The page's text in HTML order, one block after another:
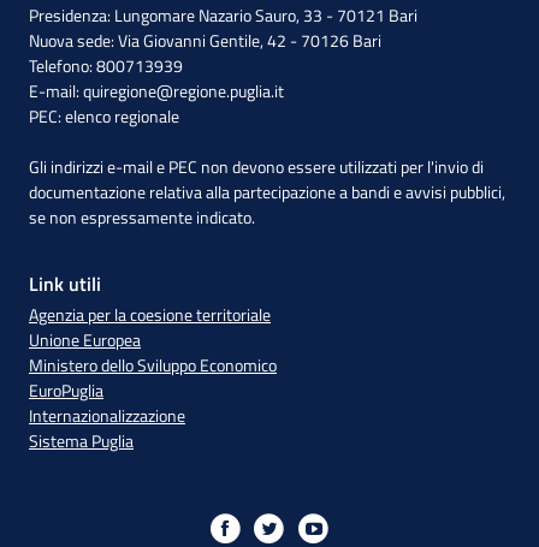
Presidenza: Lungomare Nazario Sauro, 33 - 70121 Bari
Nuova sede: Via Giovanni Gentile, 42 - 70126 Bari
Telefono: 800713939
E-mail:quiregione@regione.puglia.it
PEC:elenco regionale
Gli indirizzi e-mail e PEC non devono essere utilizzati per l'invio di
documentazione relativa alla partecipazione a bandi e avvisi pubblici,
se non espressamente indicato.
Link utili
Agenzia per la coesione territoriale
Unione Europea
Ministero dello Sviluppo Economico
EuroPuglia
Internazionalizzazione
Sistema Puglia